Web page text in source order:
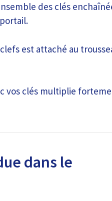
des clés
est attaché au
vos clés multiplie
dans le